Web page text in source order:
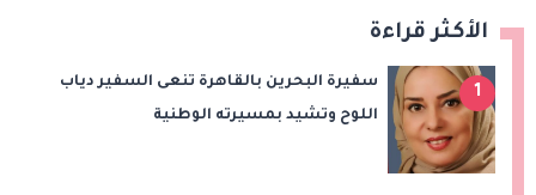
الأكثر قراءة
1
سفيرة البحرين بالقاهرة تنعى السفير دياب
اللوح وتشيد بمسيرته الوطنية